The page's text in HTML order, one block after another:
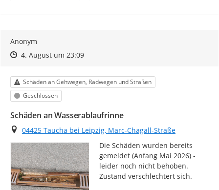
Anonym
Zeitpunkt des Erstellens
Zeitpunkt des Erstellens
4. August um 23:09Zur Äußerung
Kategorie
Schäden an Gehwegen, Radwegen und Straßen
Status
Geschlossen
Schäden an Wasserablaufrinne
Ort
04425 Taucha bei Leipzig, Marc-Chagall-Straße
Die Schäden wurden bereits
gemeldet (Anfang Mai 2026) -
leider noch nicht behoben.
Zustand verschlechtert sich.